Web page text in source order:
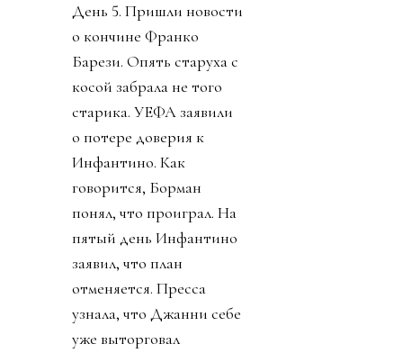
День 5. Пришли новости
о кончине Франко
Барези. Опять старуха с
косой забрала не того
старика. УЕФА заявили
о потере доверия к
Инфантино. Как
говорится, Борман
понял, что проиграл. На
пятый день Инфантино
заявил, что план
отменяется. Пресса
узнала, что Джанни себе
уже выторговал